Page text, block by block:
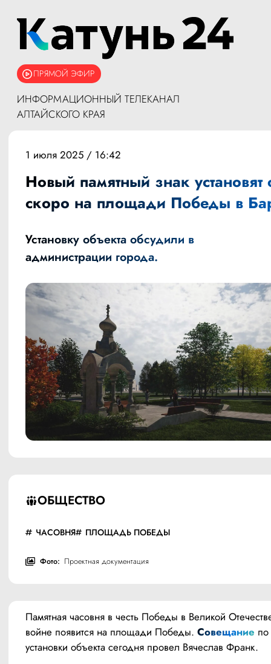
ПРЯМОЙ ЭФИР
ИНФОРМАЦИОННЫЙ ТЕЛЕКАНАЛ
АЛТАЙСКОГО КРАЯ
ОБЩЕСТВО
ЧАСОВНЯ ПЛОЩАДЬ ПОБЕДЫ
Фото: Проектная документация
1 июля 2025 / 16:42
Новый памятный знак установят
скоро на площади Победы в
Установку объекта обсудили в
администрации города.
Памятная часовня в честь Победы в Великой
войне появится на площади Победы. Совещание
установки объекта сегодня провел Вячеслав Франк.